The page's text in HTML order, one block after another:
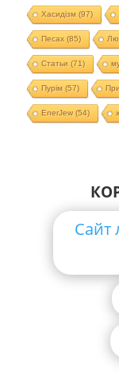
Хасидізм (97)
Песах(85)
Статьи (71)
Пурім (57)
EnerJew(54)
Сайт